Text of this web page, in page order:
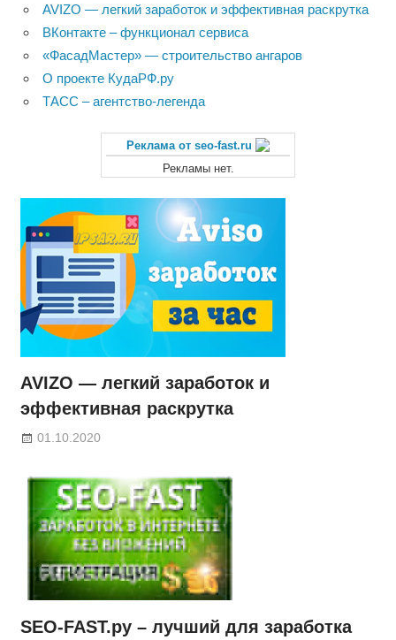
AVIZO — легкий заработок и эффективная раскрутка
ВКонтакте – функционал сервиса
«ФасадМастер» — строительство ангаров
О проекте КудаРФ.ру
ТАСС – агентство-легенда
Реклама от seo-fast.ru
Рекламы нет.
AVIZO — легкий заработок и
эффективная раскрутка
01.10.2020
SEO-FAST.ру – лучший для заработка